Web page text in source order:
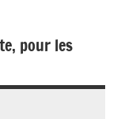
pour les